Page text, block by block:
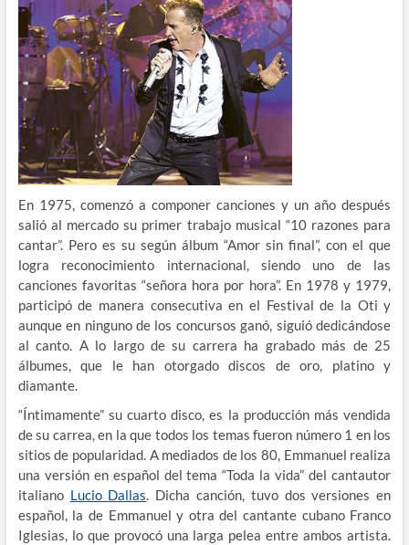
En 1975, comenzó a componer canciones y un año después
salió al mercado su primer trabajo musical “10 razones para
cantar”. Pero es su según álbum “Amor sin final”, con el que
logra reconocimiento internacional, siendo uno de las
canciones favoritas “señora hora por hora”. En 1978 y 1979,
participó de manera consecutiva en el Festival de la Oti y
aunque en ninguno de los concursos ganó, siguió dedicándose
al canto. A lo largo de su carrera ha grabado más de 25
álbumes, que le han otorgado discos de oro, platino y
diamante.
“Íntimamente” su cuarto disco, es la producción más vendida
de su carrea, en la que todos los temas fueron número 1 en los
sitios de popularidad. A mediados de los 80, Emmanuel realiza
una versión en español del tema “Toda la vida” del cantautor
italiano Lucio Dallas. Dicha canción, tuvo dos versiones en
español, la de Emmanuel y otra del cantante cubano Franco
Iglesias, lo que provocó una larga pelea entre ambos artista.